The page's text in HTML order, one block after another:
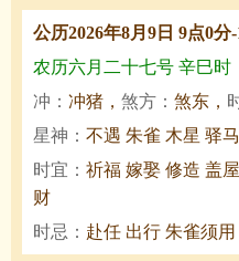
公历2026年8月9日 9点0分
农历六月二十七号 辛巳时
冲： 冲猪， 煞方： 煞东，
星神： 不遇 朱雀 木星 驿马
时宜： 祈福 嫁娶 修造 盖
财
时忌： 赴任 出行 朱雀须